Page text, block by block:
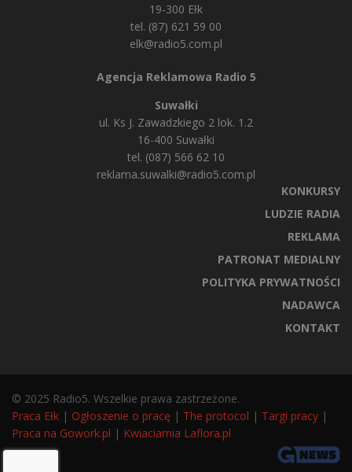
19-300 Ełk
tel. (87) 621 59 00
elk@radio5.com.pl
Agencja Reklamowa Radio 5
Suwałki
ul. Ks J. Zawadzkiego 2 lok. 1.2
16-400 Suwałki
tel. (087) 566 62 10
reklama.suwalki@radio5.com.pl
KONKURSY
LUDZIE RADIA
REKLAMA
PATRONAT MEDIALNY
POLITYKA PRYWATNOŚCI
NADAWCA
KONTAKT
© 2025 Radio5. Wszelkie prawa zastrzeżone.
Praca Ełk | Ogłoszenie o pracę | The protocol | Targi pracy |
Praca na Gowork.pl | Kwiaciarnia Laflora.pl